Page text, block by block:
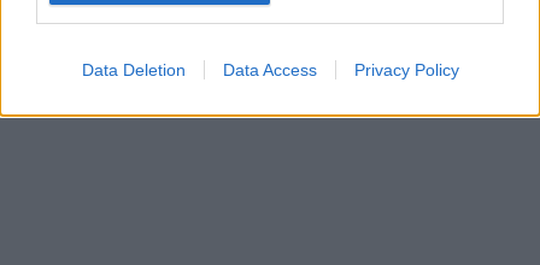
Data Deletion Data Access Privacy Policy
– Si votre enfant vous échappe en traversant la rue,
par la main ou le poignet.